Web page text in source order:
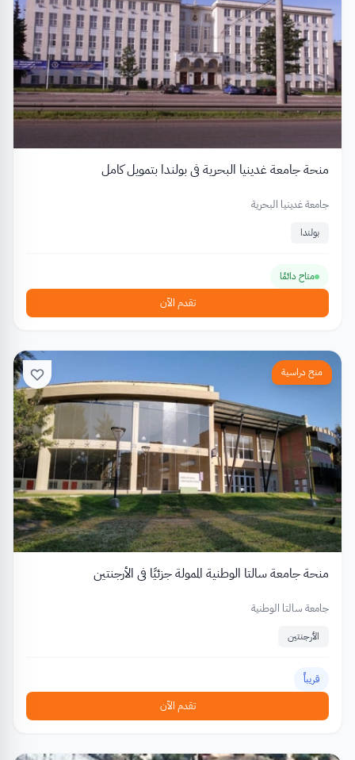
منحة جامعة غدينيا البحرية في بولندا بتمويل كامل
جامعة غدينيا البحرية
بولندا
متاح دائمًا
تقدم الآن
منح دراسية
منحة جامعة سالتا الوطنية الممولة جزئيًا في الأرجنتين
جامعة سالتا الوطنية
الأرجنتين
قريباً
تقدم الآن